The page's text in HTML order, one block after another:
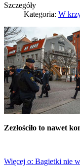
Szczegóły
Kategoria: W
Zezłościło to nawet
Więcej o: Bagietki nie